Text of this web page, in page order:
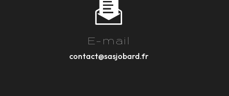
E-mail
contact@sasjobard.fr